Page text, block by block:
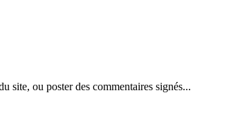
site, ou poster des commentaires signés...